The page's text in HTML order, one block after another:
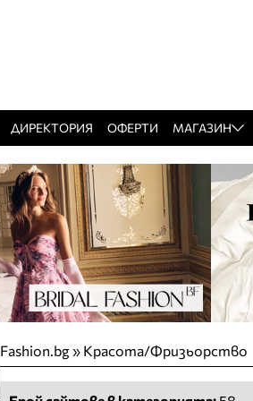
ДИРЕКТОРИЯ ОФЕРТИ МАГАЗИН
Fashion.bg» Красота/Фризьорство